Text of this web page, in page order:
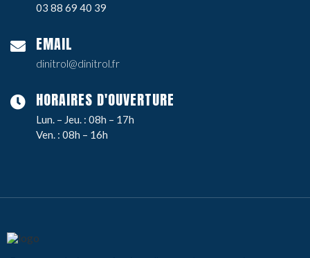
03 88 69 40 39
EMAIL
dinitrol@dinitrol.fr
HORAIRES D'OUVERTURE
Lun. – Jeu. : 08h – 17h
Ven. : 08h – 16h